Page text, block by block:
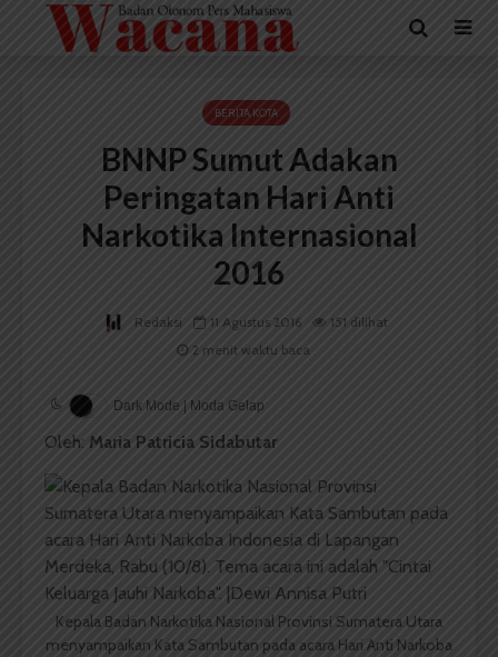
BERITA KOTA
BNNP Sumut Adakan
Peringatan Hari Anti
Narkotika Internasional
2016
Redaksi 11 Agustus 2016
151 dilihat
2 menit waktu baca
Dark Mode | Moda Gelap
Oleh: Maria Patricia Sidabutar
Kepala Badan Narkotika Nasional Provinsi Sumatera Utara
menyampaikan Kata Sambutan pada acara Hari Anti Narkoba